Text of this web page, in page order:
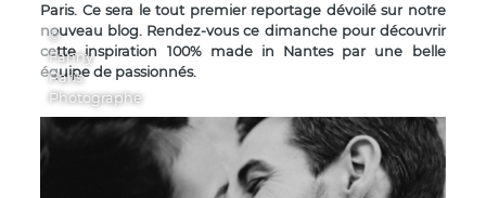
Paris. Ce sera le tout premier reportage dévoilé sur notre
nouveau blog. Rendez-vous ce dimanche pour découvrir
cette inspiration 100% made in Nantes par une belle
équipe de passionnés.
©
Fanny
Paris
Photographe